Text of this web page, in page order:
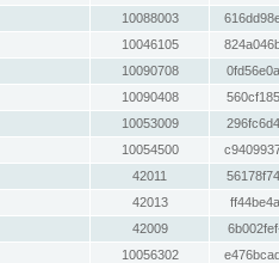
10088003
10046105
10090708
10090408
10053009
10054500
42011
42013
42009
10056302